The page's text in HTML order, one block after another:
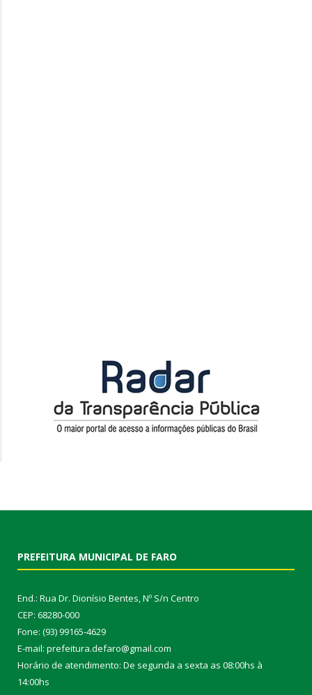
PREFEITURA MUNICIPAL DE FARO
End.: Rua Dr. Dionísio Bentes, Nº S/n Centro
CEP: 68280-000
Fone: (93) 99165-4629
E-mail: prefeitura.defaro@gmail.com
Horário de atendimento: De segunda a sexta as 08:00hs à
14:00hs